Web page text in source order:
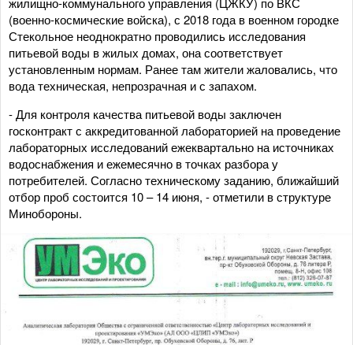
(военно-космические войска), с 2018 года в военном городке
Стекольное неоднократно проводились исследования
питьевой воды в жилых домах, она соответствует
установленным нормам. Ранее там жители жаловались, что
вода техническая, непрозрачная и с запахом.
- Для контроля качества питьевой воды заключен
госконтракт с аккредитованной лабораторией на проведение
лабораторных исследований ежеквартально на источниках
водоснабжения и ежемесячно в точках разбора у
потребителей. Согласно техническому заданию, ближайший
отбор проб состоится 10 – 14 июня, - отметили в структуре
Минобороны.